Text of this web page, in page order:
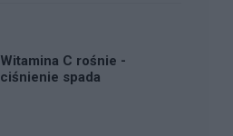
Witamina C rośnie -
ciśnienie spada